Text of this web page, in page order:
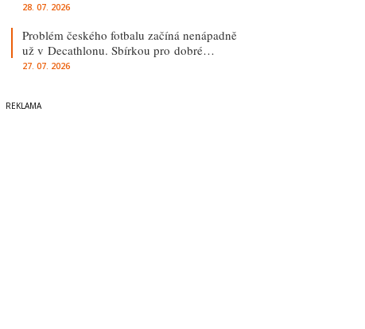
28. 07. 2026
Problém českého fotbalu začíná nenápadně
už v Decathlonu. Sbírkou pro dobré…
27. 07. 2026